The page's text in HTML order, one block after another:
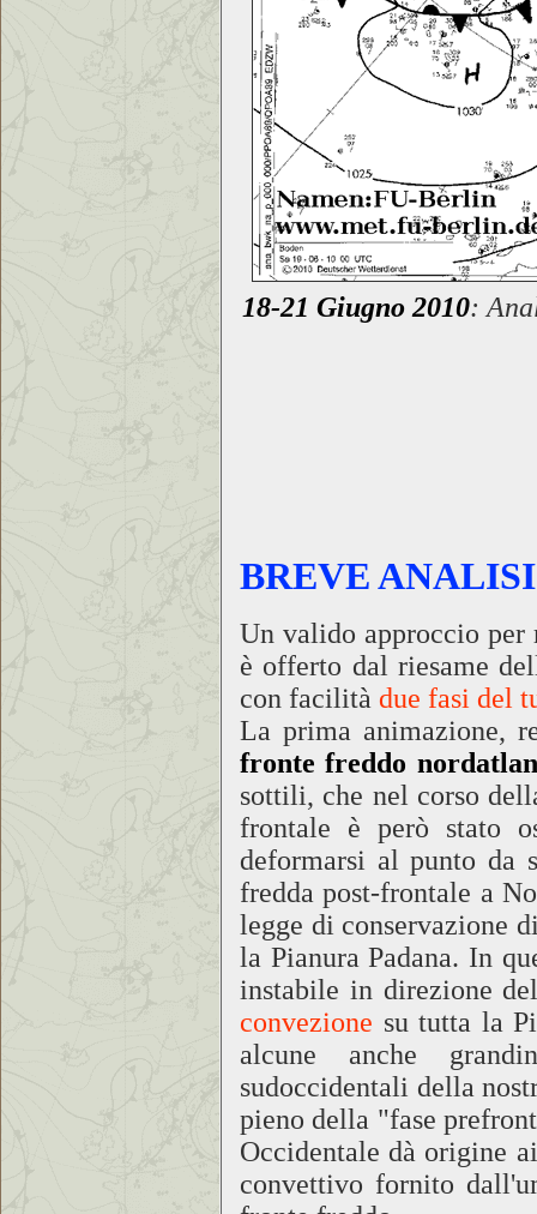
18-21 Giugno 2010:
BREVE
Un valido approccio per
è offerto dal riesame
con facilità due fasi del
La prima animazione,
fronte freddo
sottili, che nel corso
frontale è però stato
deformarsi al punto da
fredda post-frontale a
legge di conservazione
la Pianura Padana. In
instabile in direzione
convezione su tutta la
alcune anche
sudoccidentali della
pieno della "fase
Occidentale dà origine
convettivo fornito